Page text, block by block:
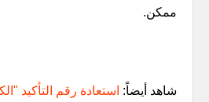
ممكن.
شاهد أيضاً: استعادة رقم التأكيد